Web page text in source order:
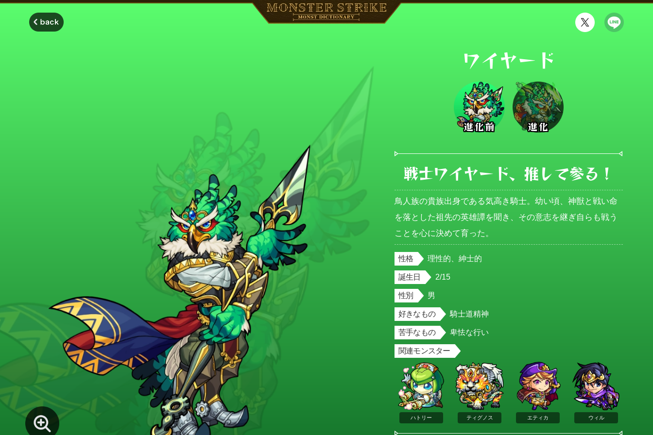
モンスターストライク モンストディクショナリー
ワイヤード
進化前 進化
戦士ワイヤード、推して参る！
鳥人族の貴族出身である気高き騎士。幼い頃、神獣と戦い命
を落とした祖先の英雄譚を聞き、その意志を継ぎ自らも戦う
ことを心に決めて育った。
性格 理性的、紳士的
誕生日 2/15
性別 男
好きなもの 騎士道精神
苦手なもの 卑怯な行い
関連モンスター
ハトリー ティグノス エティカ ウィル